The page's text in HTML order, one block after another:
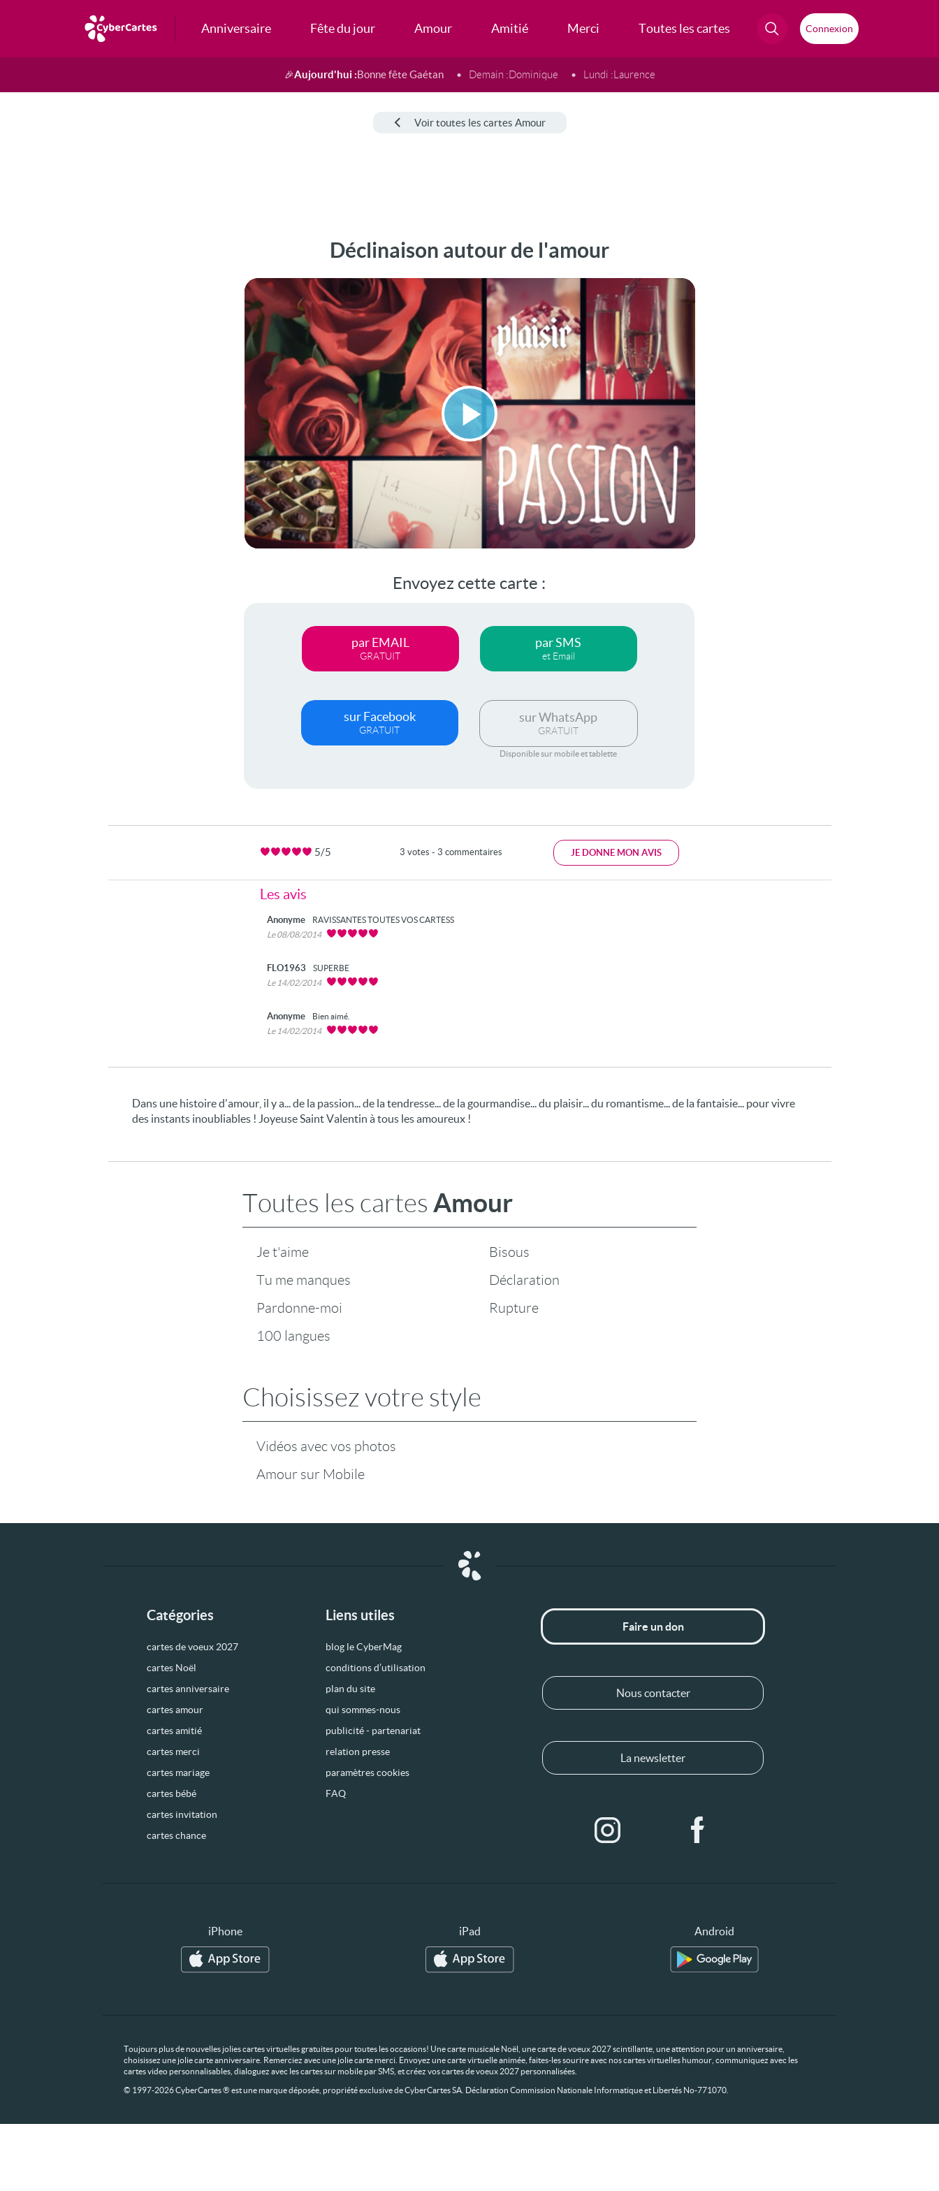
Anniversaire Fête du jour Amour Amitié Merci Toutes les cartes Connexion
🎉Aujourd'hui :Bonne fête Gaétan Demain :Dominique Lundi :Laurence
Voir toutes les cartes Amour
Déclinaison autour de l'amour
Lire
la
vidéo
Envoyez cette carte :
par EMAIL
GRATUIT
par SMS
et Email
sur Facebook
GRATUIT
sur WhatsApp
GRATUIT
Disponible sur mobile et tablette
5/5 3 votes - 3 commentaires JE DONNE MON AVIS
Les avis
Anonyme
RAVISSANTES TOUTES VOS CARTESS
Le 08/08/2014
FLO1963
SUPERBE
Le 14/02/2014
Anonyme
Bien aimé.
Le 14/02/2014
Dans une histoire d'amour, il y a... de la passion... de la tendresse... de la gourmandise... du plaisir... du romantisme... de la fantaisie... pour vivre
des instants inoubliables ! Joyeuse Saint Valentin à tous les amoureux !
Toutes les cartes Amour
Je t'aime
Tu me manques
Pardonne-moi
100 langues
Bisous
Déclaration
Rupture
Choisissez votre style
Vidéos avec vos photos
Amour sur Mobile
Catégories
cartes de voeux 2027
cartes Noël
cartes anniversaire
cartes amour
cartes amitié
cartes merci
cartes mariage
cartes bébé
cartes invitation
cartes chance
Liens utiles
blog le CyberMag
conditions d’utilisation
plan du site
qui sommes-nous
publicité - partenariat
relation presse
paramètres cookies
FAQ
Faire un don
Nous contacter
La newsletter
iPhone iPad Android
Toujours plus de nouvelles jolies cartes virtuelles gratuites pour toutes les occasions! Une carte musicale Noël, une carte de voeux 2027 scintillante, une attention pour un anniversaire,
choisissez une jolie carte anniversaire. Remerciez avec une jolie carte merci. Envoyez une carte virtuelle animée, faites-les sourire avec nos cartes virtuelles humour, communiquez avec les
cartes video personnalisables, dialoguez avec les cartes sur mobile par SMS, et créez vos cartes de voeux 2027 personnalisées.
© 1997-2026 CyberCartes ® est une marque déposée, propriété exclusive de CyberCartes SA. Déclaration Commission Nationale Informatique et Libertés No-771070.